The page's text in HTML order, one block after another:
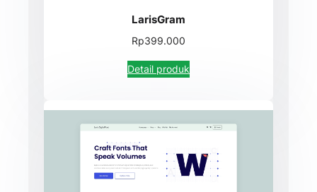
LarisGram
Rp399.000
Detail produk